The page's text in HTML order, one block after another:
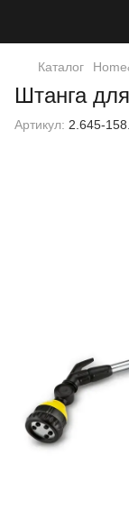
Каталог
Штанга
Артикул: 2.645-